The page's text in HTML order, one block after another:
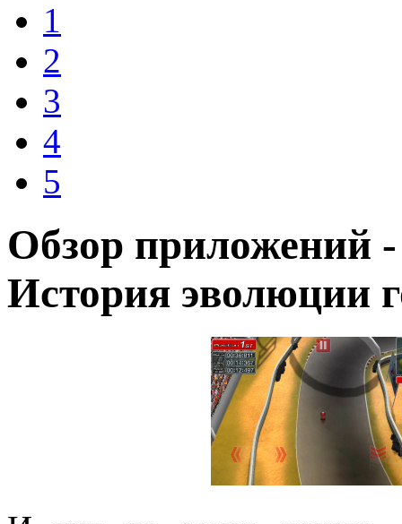
1
2
3
4
5
Обзор приложений
История эволюции